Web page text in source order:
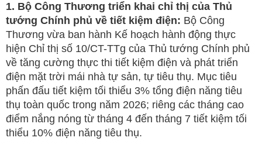
1. Bộ Công Thương triển khai chỉ thị của Thủ
tướng Chính phủ về tiết kiệm điện: Bộ Công
Thương vừa ban hành Kế hoạch hành động thực
hiện Chỉ thị số 10/CT-TTg của Thủ tướng Chính phủ
về tăng cường thực thi tiết kiệm điện và phát triển
điện mặt trời mái nhà tự sản, tự tiêu thụ. Mục tiêu
phấn đấu tiết kiệm tối thiểu 3% tổng điện năng tiêu
thụ toàn quốc trong năm 2026; riêng các tháng cao
điểm nắng nóng từ tháng 4 đến tháng 7 tiết kiệm tối
thiểu 10% điện năng tiêu thụ.